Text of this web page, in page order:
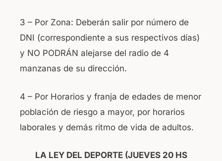
3 – Por Zona: Deberán salir por número de
DNI (correspondiente a sus respectivos días)
y NO PODRÁN alejarse del radio de 4
manzanas de su dirección.
4 – Por Horarios y franja de edades de menor
población de riesgo a mayor, por horarios
laborales y demás ritmo de vida de adultos.
LA LEY DEL DEPORTE (JUEVES 20 HS